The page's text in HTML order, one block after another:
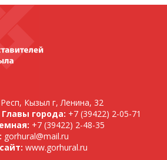
Кызыл г, Ленина, 32
города: +7 (39422) 2-05-71
+7 (39422) 2-48-35
gorhural@mail.ru
www.gorhural.ru